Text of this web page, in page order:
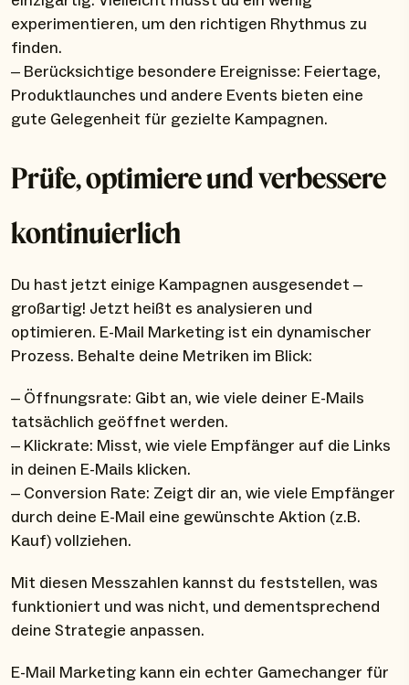
experimentieren, um den richtigen Rhythmus zu
finden.
– Berücksichtige besondere Ereignisse: Feiertage,
Produktlaunches und andere Events bieten eine
gute Gelegenheit für gezielte Kampagnen.
Prüfe, optimiere und verbessere
kontinuierlich
Du hast jetzt einige Kampagnen ausgesendet –
großartig! Jetzt heißt es analysieren und
optimieren. E-Mail Marketing ist ein dynamischer
Prozess. Behalte deine Metriken im Blick:
– Öffnungsrate: Gibt an, wie viele deiner E-Mails
tatsächlich geöffnet werden.
– Klickrate: Misst, wie viele Empfänger auf die Links
in deinen E-Mails klicken.
– Conversion Rate: Zeigt dir an, wie viele Empfänger
durch deine E-Mail eine gewünschte Aktion (z.B.
Kauf) vollziehen.
Mit diesen Messzahlen kannst du feststellen, was
funktioniert und was nicht, und dementsprechend
deine Strategie anpassen.
E-Mail Marketing kann ein echter Gamechanger für